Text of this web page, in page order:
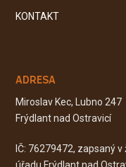
KONTAKT
ADRESA
Miroslav Kec, Lubno 247
Frýdlant nad Ostravicí
IČ: 76279472, zapsaný